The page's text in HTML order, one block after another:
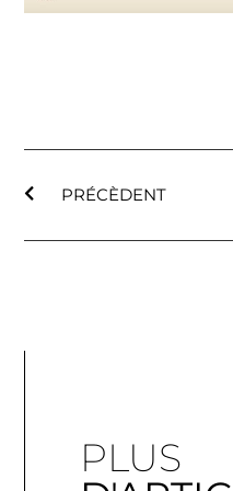
PRÉCÈDENT
PLUS